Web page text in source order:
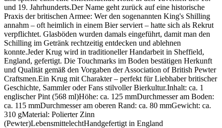
und 19. Jahrhunderts.Der Name geht zurück auf eine historische
Praxis der britischen Armee: Wer den sogenannten King's Shilling
annahm – oft heimlich in einem Bier serviert – hatte sich als Rekrut
verpflichtet. Glasböden wurden damals eingeführt, damit man den
Schilling im Getränk rechtzeitig entdecken und ablehnen
konnte.Jeder Krug wird in traditioneller Handarbeit in Sheffield,
England, gefertigt. Die Touchmarks im Boden bestätigen Herkunft
und Qualität gemäß den Vorgaben der Association of British Pewter
Craftsmen.Ein Krug mit Charakter – perfekt für Liebhaber britischer
Geschichte, Sammler oder Fans stilvoller Bierkultur.Inhalt: ca. 1
englischer Pint (568 ml)Höhe: ca. 125 mmDurchmesser am Boden:
ca. 115 mmDurchmesser am oberen Rand: ca. 80 mmGewicht: ca.
310 gMaterial: Polierter Zinn
(Pewter)LebensmittelechtHandgefertigt in England